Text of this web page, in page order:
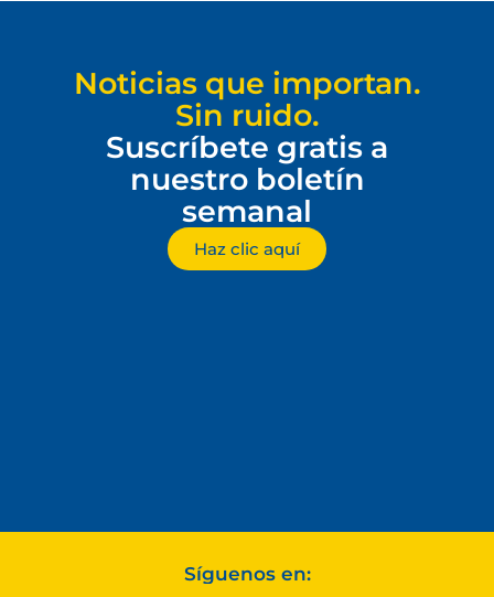
Noticias que importan.
Sin ruido.
Suscríbete gratis a
nuestro boletín
semanal
Haz clic aquí
Síguenos en: